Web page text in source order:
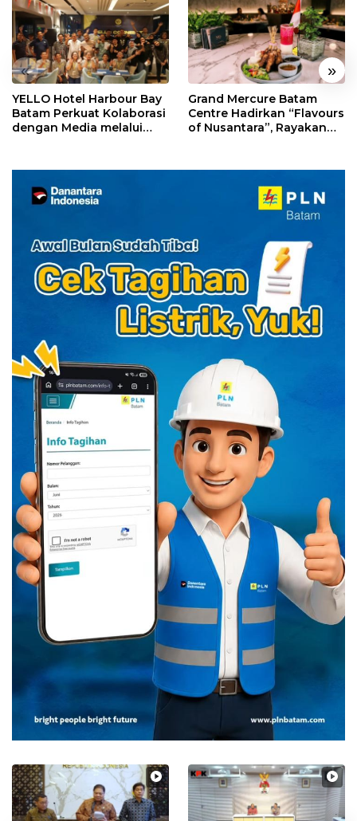
« »
YELLO Hotel Harbour Bay
Batam Perkuat Kolaborasi
dengan Media melalui
Grand Mercure Batam
Centre Hadirkan “Flavours
of Nusantara”, Rayakan